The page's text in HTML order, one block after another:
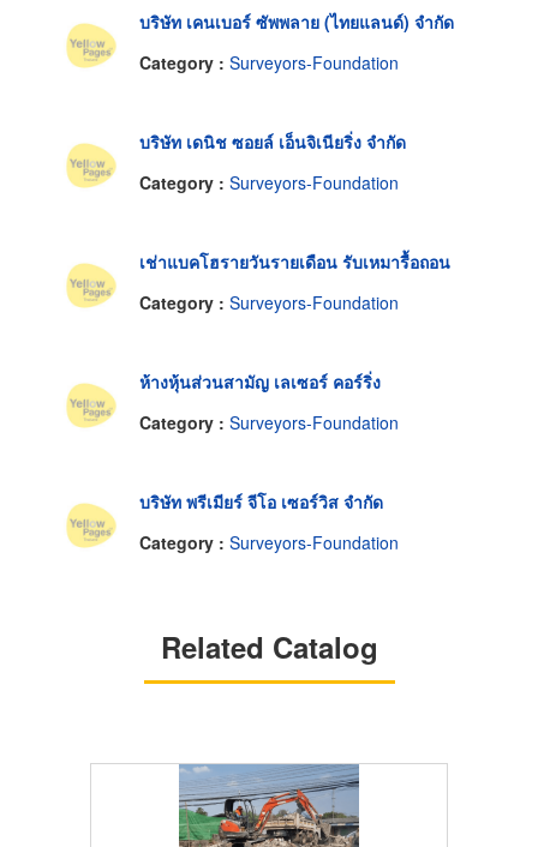
บริษัท เคนเบอร์ ซัพพลาย (ไทยแลนด์) จำกัด
Category : Surveyors-Foundation
บริษัท เดนิช ซอยล์ เอ็นจิเนียริ่ง จำกัด
Category : Surveyors-Foundation
เช่าแบคโฮรายวันรายเดือน รับเหมารื้อถอน
Category : Surveyors-Foundation
ห้างหุ้นส่วนสามัญ เลเซอร์ คอร์ริ่ง
Category : Surveyors-Foundation
บริษัท พรีเมียร์ จีโอ เซอร์วิส จำกัด
Category : Surveyors-Foundation
Related Catalog